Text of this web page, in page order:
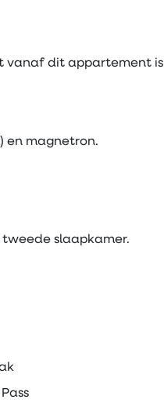
vanaf dit appartement is
en magnetron.
tweede slaapkamer.